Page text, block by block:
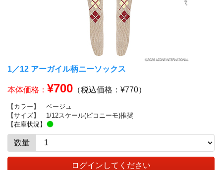
1／12 アーガイル柄ニーソックス
本体価格： ¥700 （税込価格：¥770）
【カラー】
ベージュ
【サイズ】
1/12スケール(ピコニーモ)推奨
【在庫状況】
数量
ログインしてください